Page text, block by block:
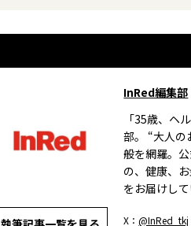
InRed編集部
「35歳、ヘ
部。 “大人
般を網羅。
の、健康、
をお届けして
X：@InRed_tkj